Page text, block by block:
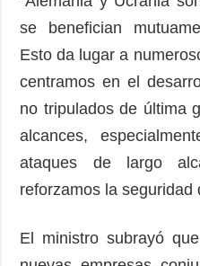
se benefician
Esto da lugar a
centramos en el
no tripulados de última
alcances,
ataques de largo
reforzamos la seguridad
El ministro subrayó